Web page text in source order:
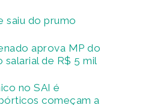
saiu do prumo
aprova MP do
de R$ 5 mil
no SAI é
começam a